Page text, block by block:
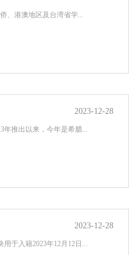
、港澳地区及台湾省学...
2023-12-28
年推出以来，今年是希腊...
2023-12-28
于入籍2023年12月12日...
立即咨询